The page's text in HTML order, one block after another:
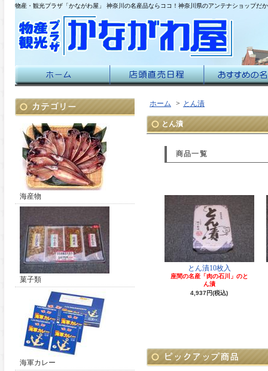
物産・観光プラザ「かながわ屋」 神奈川の名産品ならココ！神奈川県のアンテナショップだ
海産物
菓子類
海軍カレー
ホーム > とん漬
とん漬
商品一覧
とん漬10枚入
座間の名産「肉の石川」のと
ん漬
4,937円(税込)